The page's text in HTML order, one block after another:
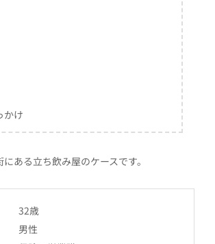
かけ
ある立ち飲み屋のケースです。
32歳
男性